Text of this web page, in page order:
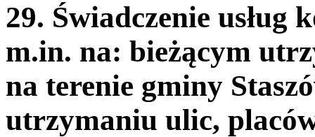
29. Świadczenie usług
m.in. na: bieżącym
na terenie gminy
utrzymaniu ulic,